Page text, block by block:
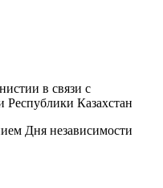
в связи с
Республики Казахстан
Дня независимости